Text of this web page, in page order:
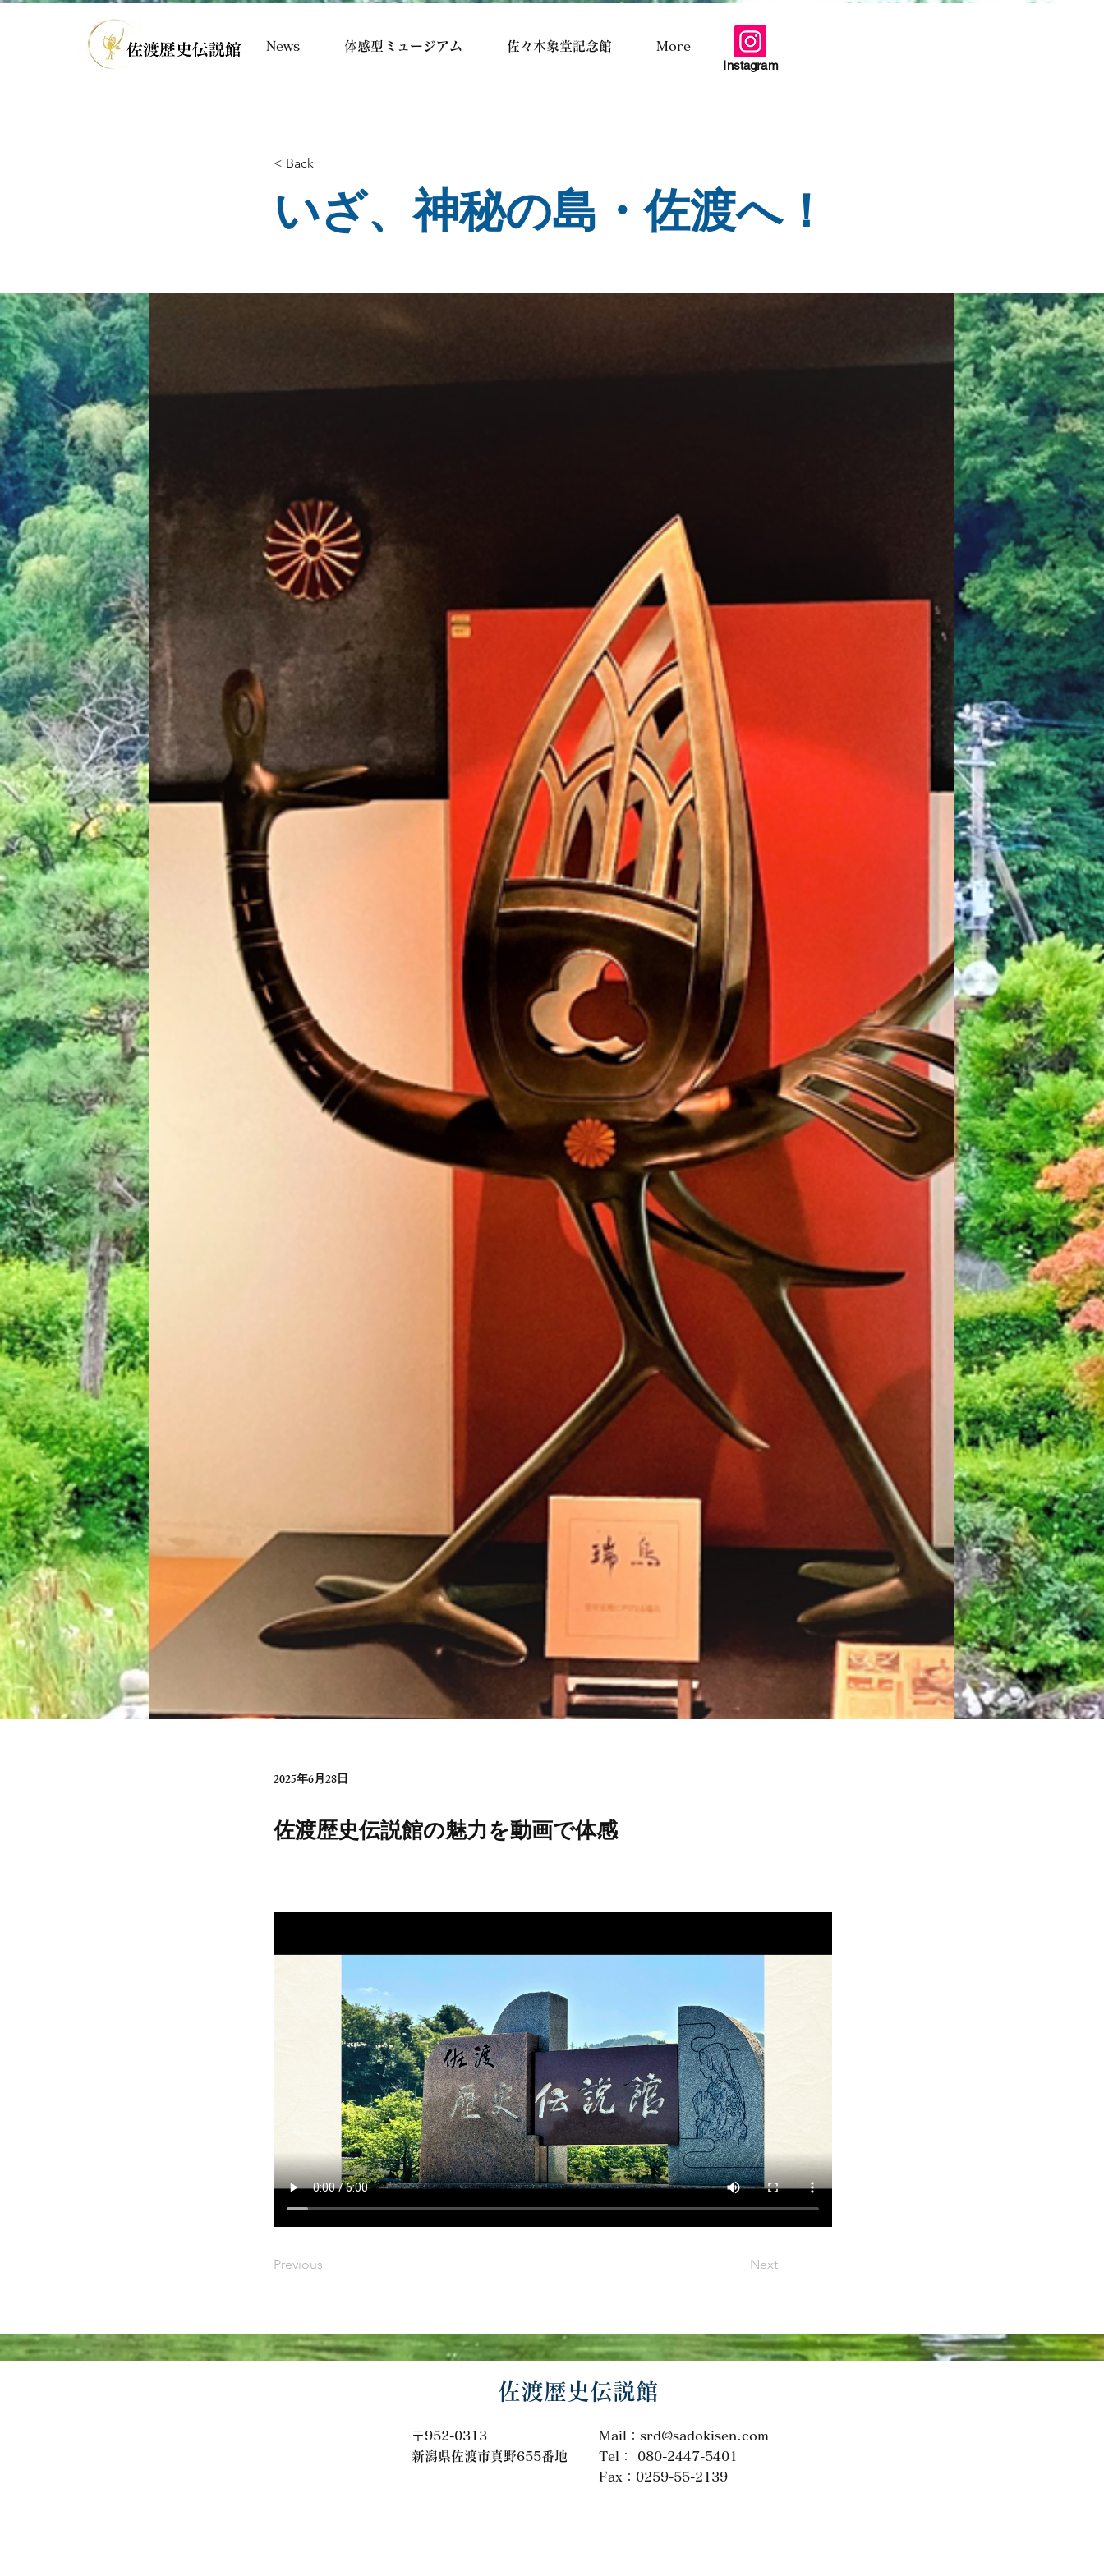
News 体感型ミュージアム 佐々木象堂記念館 More
Instagram
< Back
いざ、神秘の島・佐渡へ！
2025年6月28日
佐渡歴史伝説館の魅力を動画で体感
Previous Next
​佐渡歴史伝説館
〒952-0313
​新潟県佐渡市真野655番地
Mail： srd@sadokisen.com
Tel： 080-2447-5401
Fax：0259-55-2139